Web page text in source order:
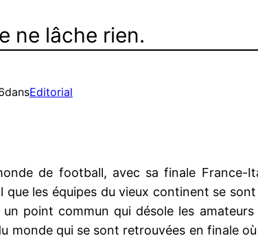
ne lâche rien.
dansEditorial
de football, avec sa finale France-
que les équipes du vieux continent se
point commun qui désole les
monde qui se sont retrouvées en finale